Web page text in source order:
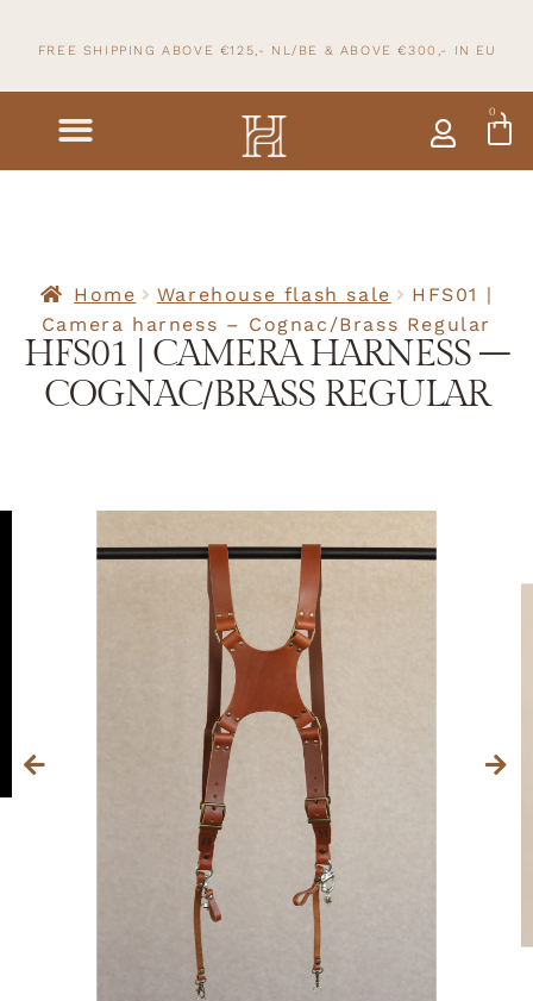
FREE SHIPPING ABOVE €125,- NL/BE & ABOVE €300,- IN EU
0
Home Warehouse flash sale
HFS01 |
Camera harness – Cognac/Brass Regular
HFS01 | CAMERA HARNESS –
COGNAC/BRASS REGULAR